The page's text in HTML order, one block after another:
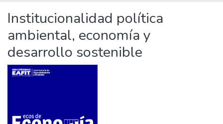
Institucionalidad política
ambiental, economía y
desarrollo sostenible